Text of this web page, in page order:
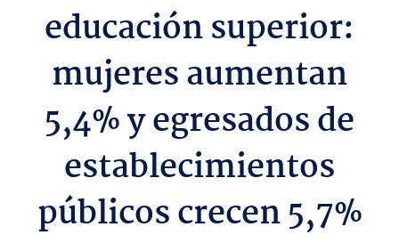
educación superior:
mujeres aumentan
5,4% y egresados de
establecimientos
públicos crecen 5,7%